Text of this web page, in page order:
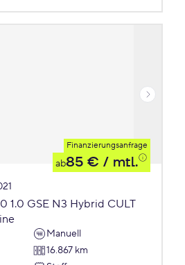
Finanzierungsanfrage
ab85 € / mtl.
1.0 GSE N3 Hybrid CULT
Manuell
16.867 km